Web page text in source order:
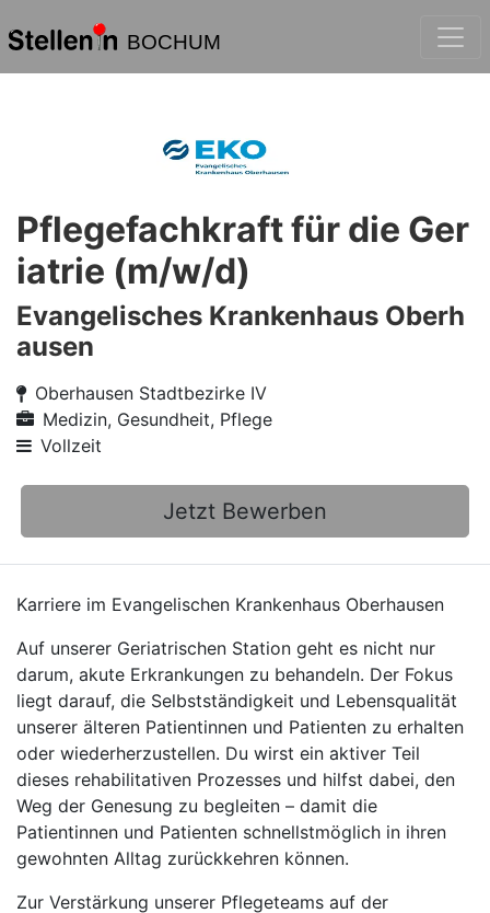
BOCHUM
Pflegefachkraft für die Ger
iatrie (m/w/d)
Evangelisches Krankenhaus Oberh
ausen
Oberhausen Stadtbezirke IV
Medizin, Gesundheit, Pflege
Vollzeit
Jetzt Bewerben
Karriere im Evangelischen Krankenhaus Oberhausen
Auf unserer Geriatrischen Station geht es nicht nur
darum, akute Erkrankungen zu behandeln. Der Fokus
liegt darauf, die Selbstständigkeit und Lebensqualität
unserer älteren Patientinnen und Patienten zu erhalten
oder wiederherzustellen. Du wirst ein aktiver Teil
dieses rehabilitativen Prozesses und hilfst dabei, den
Weg der Genesung zu begleiten – damit die
Patientinnen und Patienten schnellstmöglich in ihren
gewohnten Alltag zurückkehren können.
Zur Verstärkung unserer Pflegeteams auf der